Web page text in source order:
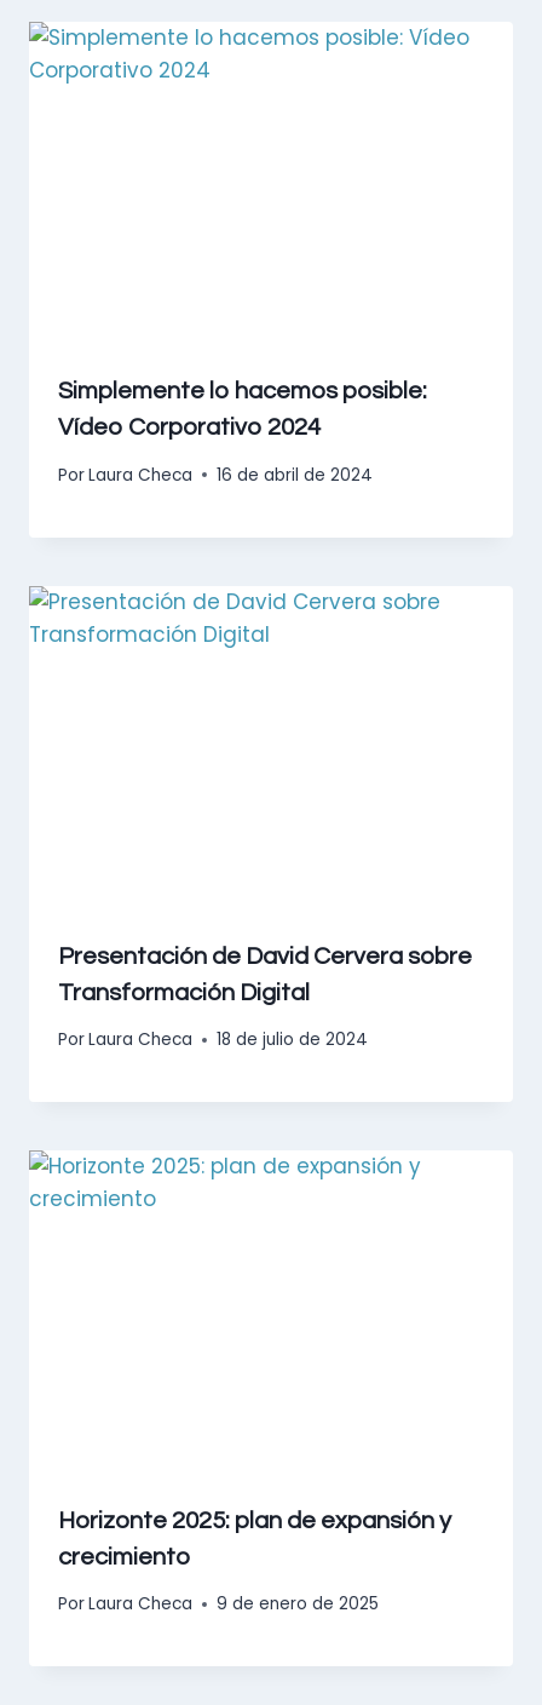
Simplemente lo hacemos posible:
Vídeo Corporativo 2024
PorLaura Checa 16 de abril de 2024
Presentación de David Cervera sobre
Transformación Digital
PorLaura Checa 18 de julio de 2024
Horizonte 2025: plan de expansión y
crecimiento
PorLaura Checa 9 de enero de 2025